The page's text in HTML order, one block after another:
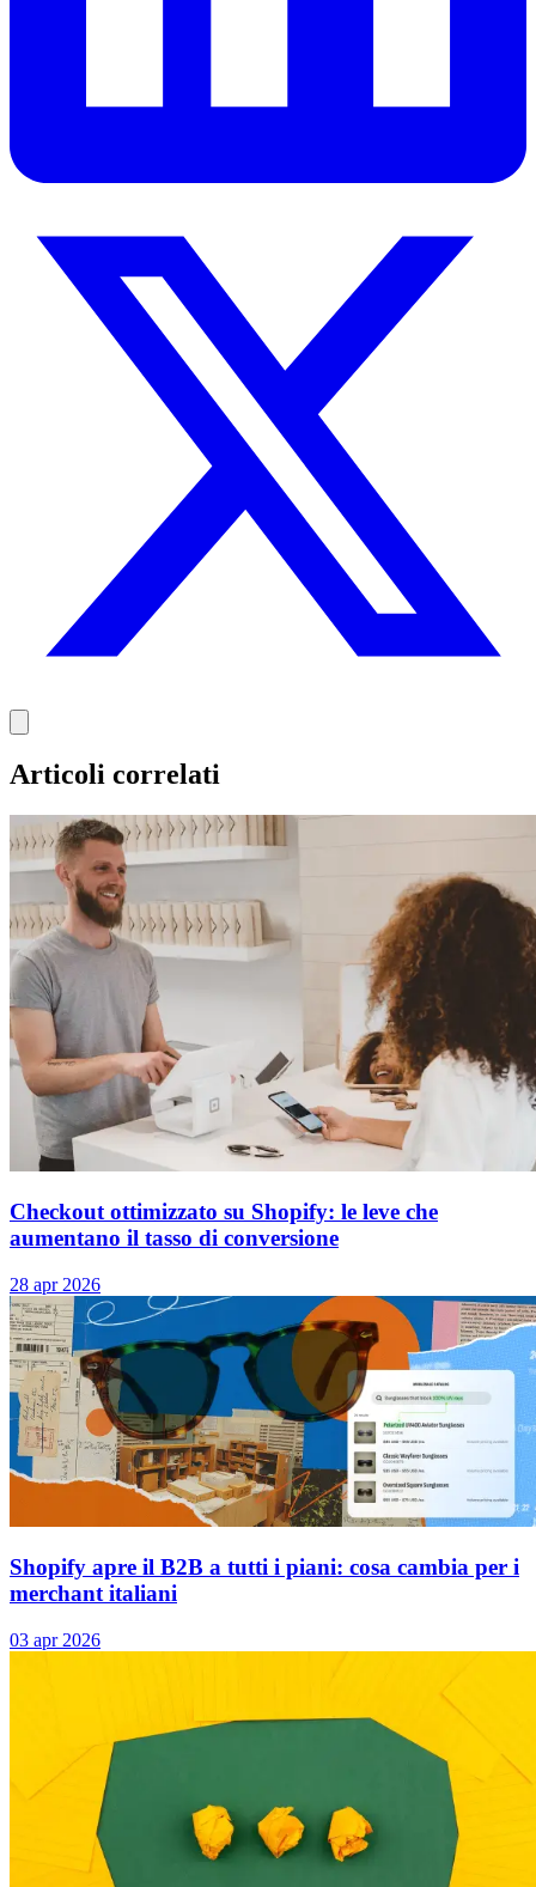
Articoli correlati
Checkout ottimizzato su Shopify: le leve che
aumentano il tasso di conversione
28 apr 2026
Shopify apre il B2B a tutti i piani: cosa cambia per i
merchant italiani
03 apr 2026